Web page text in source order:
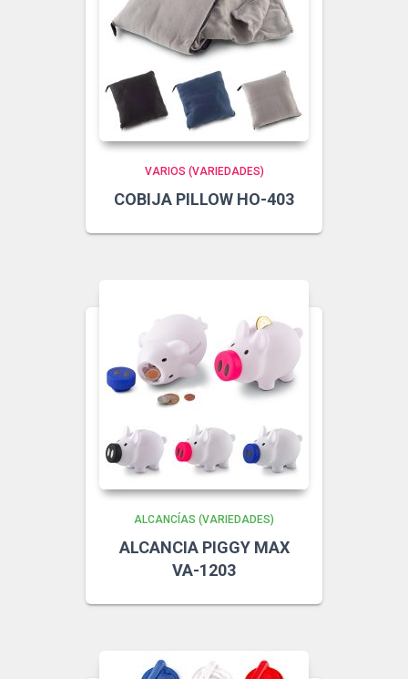
VARIOS (VARIEDADES)
COBIJA PILLOW HO-403
ALCANCÍAS (VARIEDADES)
ALCANCIA PIGGY MAX
VA-1203